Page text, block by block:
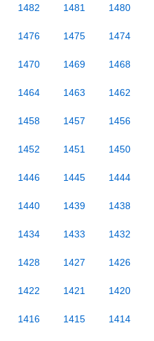
1482 1481 1480
1476 1475 1474
1470 1469 1468
1464 1463 1462
1458 1457 1456
1452 1451 1450
1446 1445 1444
1440 1439 1438
1434 1433 1432
1428 1427 1426
1422 1421 1420
1416 1415 1414